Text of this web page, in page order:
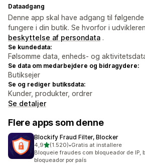
Dataadgang
Denne app skal have adgang til
fungere i din butik. Se hvorfor i
beskyttelse af persondata .
Se kundedata:
Følsomme data, enheds- og
Se data om medarbejdere og bidragydere:
Butiksejer
Se og rediger butiksdata:
Kunder, produkter, ordrer
Se detaljer
Flere apps som denne
Blockify Fraud Filter, Blocker
4,9ud af 5 stjerner
(1.520)
1520 anmeldelser i alt
•Gratis at installere
Bloqueie fraudes com bloqueador de IP,
bloqueador por país